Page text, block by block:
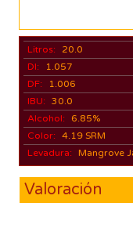
Litros:
20.0
DI:
1.057
DF:
1.006
IBU: 30.0
Alcohol:
6.85%
Color: 4.19 SRM
Levadura: Mangrove
Valoración